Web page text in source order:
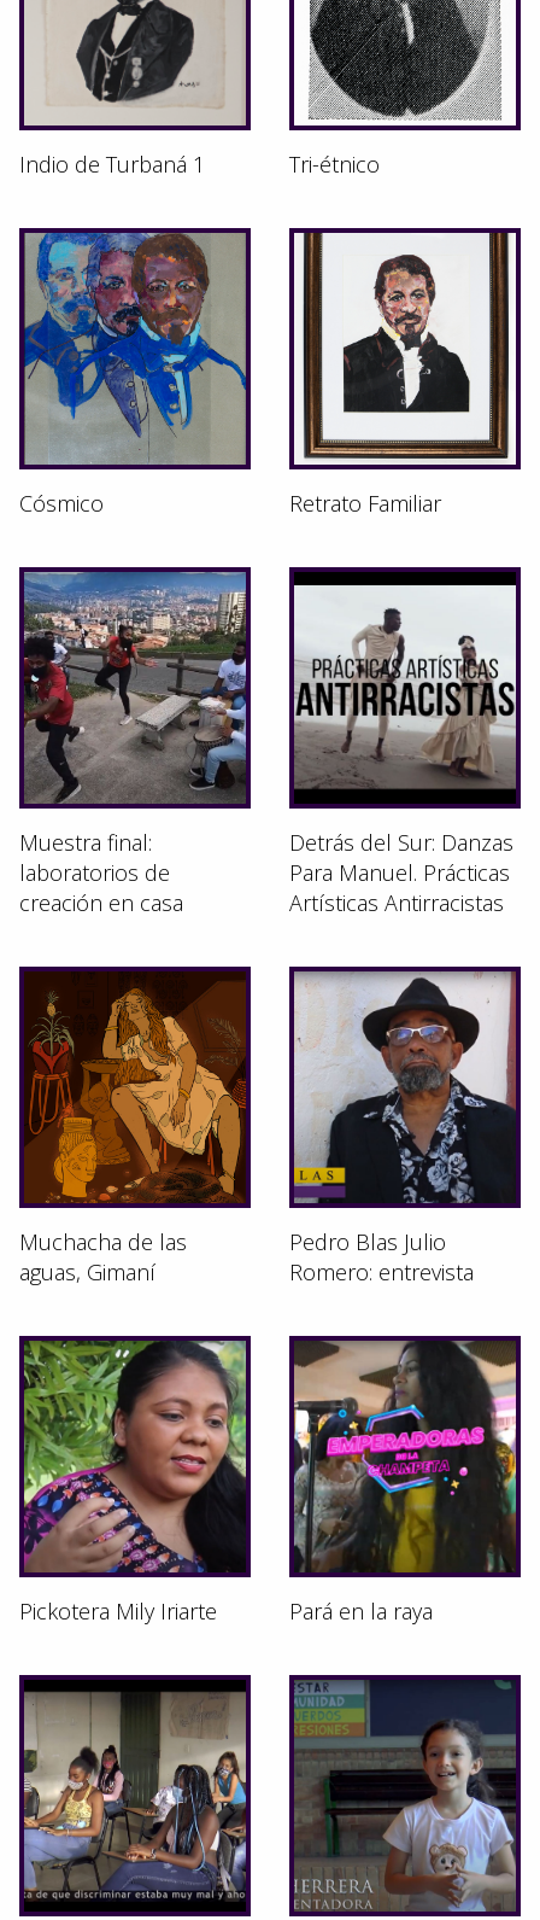
Indio de Turbaná 1 Tri-étnico
Cósmico Retrato Familiar
Muestra final:
laboratorios de
creación en casa
Detrás del Sur: Danzas
Para Manuel. Prácticas
Artísticas Antirracistas
Muchacha de las
aguas, Gimaní
Pedro Blas Julio
Romero: entrevista
Pickotera Mily Iriarte Pará en la raya